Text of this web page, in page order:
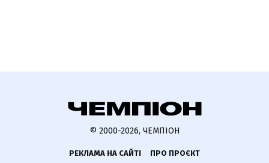
© 2000-2026, ЧЕМПІОН
РЕКЛАМА НА САЙТІ
ПРО ПРОЄКТ